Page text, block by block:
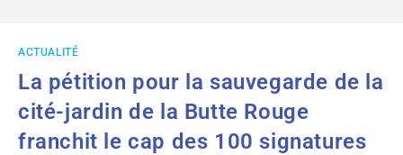
ACTUALITÉ
La pétition pour la sauvegarde de la
cité-jardin de la Butte Rouge
franchit le cap des 100 signatures